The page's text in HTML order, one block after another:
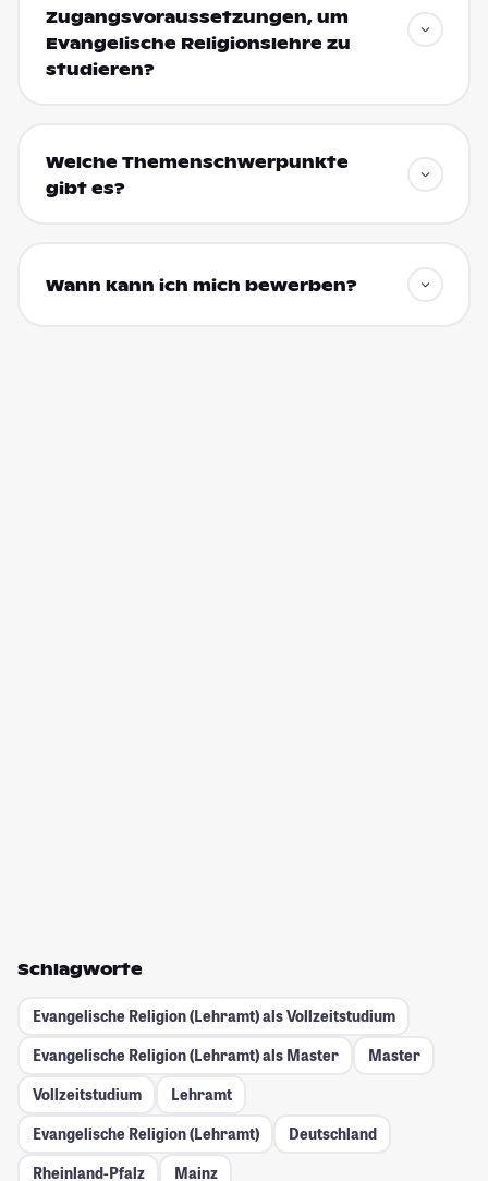
Zugangsvoraussetzungen, um
Evangelische Religionslehre zu
studieren?
Welche Themenschwerpunkte
gibt es?
Wann kann ich mich bewerben?
Schlagworte
Evangelische Religion (Lehramt) als Vollzeitstudium
Evangelische Religion (Lehramt) als Master
Master
Vollzeitstudium
Lehramt
Evangelische Religion (Lehramt)
Deutschland
Rheinland-Pfalz
Mainz